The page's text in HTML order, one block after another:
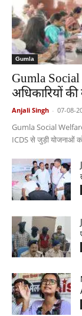
Gumla
Gumla
अधिकारियों
Anjali Singh - 07-08-
Gumla Social
ICDS से जुड़ी योजनाओं